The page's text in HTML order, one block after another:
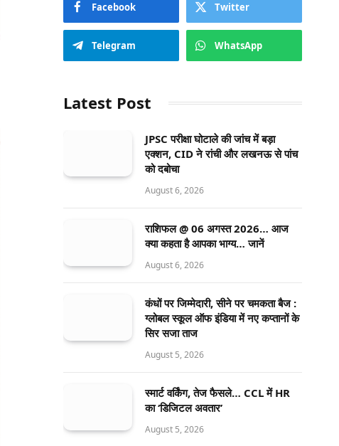
Facebook Twitter
Telegram WhatsApp
Latest Post
JPSC परीक्षा घोटाले की जांच में बड़ा
एक्शन, CID ने रांची और लखनऊ से पांच
को दबोचा
August 6, 2026
राशिफल @ 06 अगस्त 2026… आज
क्या कहता है आपका भाग्य… जानें
August 6, 2026
कंधों पर जिम्मेदारी, सीने पर चमकता बैज :
ग्लोबल स्कूल ऑफ इंडिया में नए कप्तानों के
सिर सजा ताज
August 5, 2026
स्मार्ट वर्किंग, तेज फैसले… CCL में HR
का ‘डिजिटल अवतार’
August 5, 2026